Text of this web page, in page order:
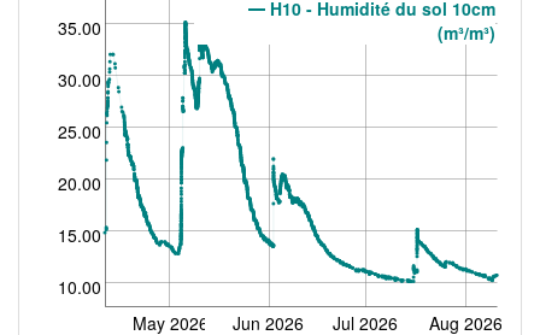
H10 - Humidité du sol 10cm
(m³/m³)
10.00
15.00
20.00
25.00
30.00
35.00
May 2026 Jun 2026 Jul 2026 Aug 2026